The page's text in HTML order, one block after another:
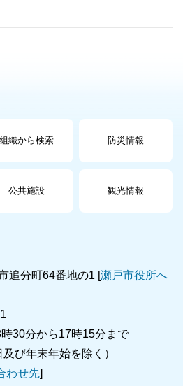
組織から検索 防災情報
公共施設 観光情報
追分町64番地の1 [瀬戸市役所へ
30分から17時15分まで
び年末年始を除く）
わせ先]